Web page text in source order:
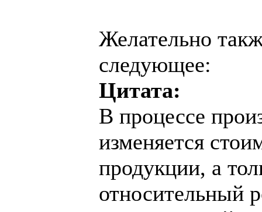
Желательно
следующее:
Цитата:
В процессе
изменяется
продукции, а
относительный